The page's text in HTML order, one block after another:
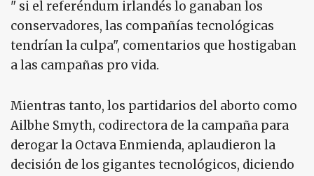
" si el referéndum irlandés lo ganaban los
conservadores, las compañías tecnológicas
tendrían la culpa", comentarios que hostigaban
a las campañas pro vida.
Mientras tanto, los partidarios del aborto como
Ailbhe Smyth, codirectora de la campaña para
derogar la Octava Enmienda, aplaudieron la
decisión de los gigantes tecnológicos, diciendo